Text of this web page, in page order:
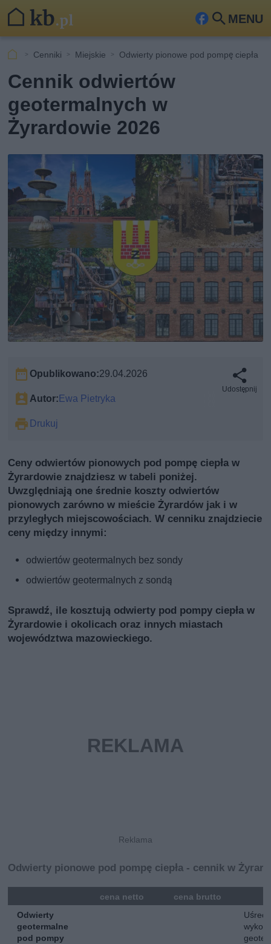
MENU
Fa
ook
Szu
Cenniki Miejskie Odwierty pionowe pod pompę ciepła
Cennik odwiertów
geotermalnych w
Żyrardowie 2026
Opublikowano:29.04.2026
Autor: Ewa Pietryka
Drukuj
Udostępnij
Ceny odwiertów pionowych pod pompę ciepła w
Żyrardowie znajdziesz w tabeli poniżej.
Uwzględniają one średnie koszty odwiertów
pionowych zarówno w mieście Żyrardów jak i w
przyległych miejscowościach. W cenniku znajdziecie
ceny między innymi:
odwiertów geotermalnych bez sondy
odwiertów geotermalnych z sondą
Sprawdź, ile kosztują odwierty pod pompy ciepła w
Żyrardowie i okolicach oraz innych miastach
województwa mazowieckiego.
Odwierty pionowe pod pompę ciepła - cennik w
cena netto cena brutto
Odwierty
geotermalne
pod pompy